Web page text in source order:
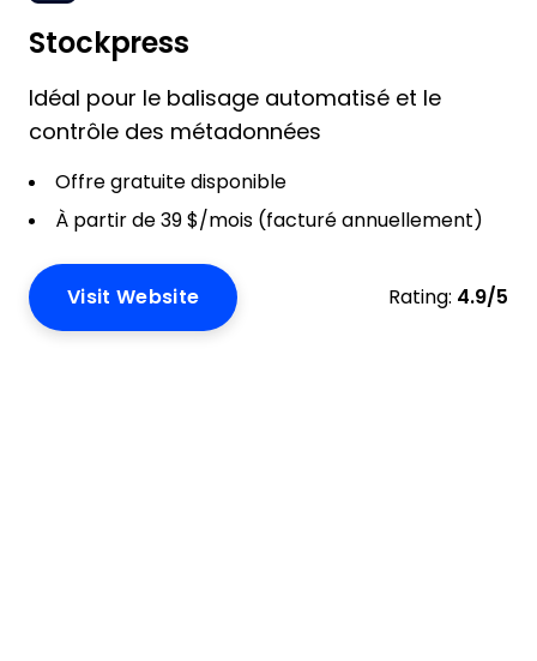
Stockpress
Idéal pour le balisage automatisé et le
contrôle des métadonnées
Offre gratuite disponible
À partir de 39 $/mois (facturé annuellement)
Visit Website Rating: 4.9/5